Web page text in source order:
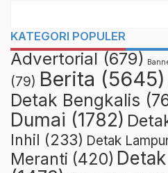
KATEGORI POPULER
Advertorial (679)
(79) Berita (5645)
Detak Bengkalis
Dumai (1782)
Inhil (233) Detak
Meranti (420)